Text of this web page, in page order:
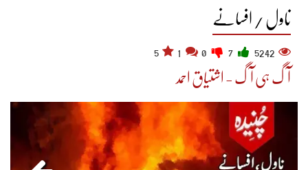
ناول / افسانے
5242
5
آگ ہی آگ - اشتیاق احمد